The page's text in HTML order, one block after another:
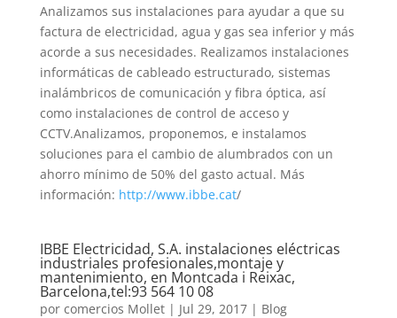
Analizamos sus instalaciones para ayudar a que su
factura de electricidad, agua y gas sea inferior y más
acorde a sus necesidades. Realizamos instalaciones
informáticas de cableado estructurado, sistemas
inalámbricos de comunicación y fibra óptica, así
como instalaciones de control de acceso y
CCTV.Analizamos, proponemos, e instalamos
soluciones para el cambio de alumbrados con un
ahorro mínimo de 50% del gasto actual. Más
información: http://www.ibbe.cat/
IBBE Electricidad, S.A. instalaciones eléctricas
industriales profesionales,montaje y
mantenimiento, en Montcada i Reixac,
Barcelona,tel:93 564 10 08
por comercios Mollet| Jul 29, 2017| Blog